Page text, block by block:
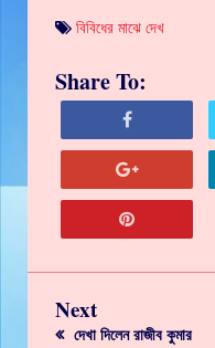
বিবিধের মাঝে দেখ
Share To:
Next
দেখা দিলেন রাজীব কুমার